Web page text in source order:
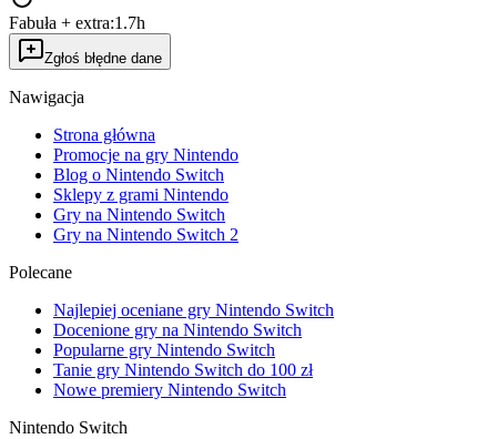
Fabuła + extra:1.7h
Zgłoś błędne dane
Nawigacja
Strona główna
Promocje na gry Nintendo
Blog o Nintendo Switch
Sklepy z grami Nintendo
Gry na Nintendo Switch
Gry na Nintendo Switch 2
Polecane
Najlepiej oceniane gry Nintendo Switch
Docenione gry na Nintendo Switch
Popularne gry Nintendo Switch
Tanie gry Nintendo Switch do 100 zł
Nowe premiery Nintendo Switch
Nintendo Switch